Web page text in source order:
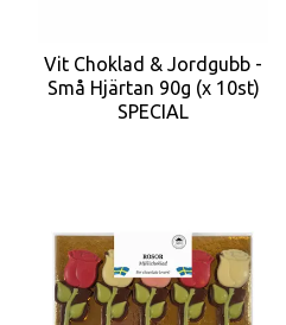
Vit Choklad & Jordgubb -
Små Hjärtan 90g (x 10st)
SPECIAL